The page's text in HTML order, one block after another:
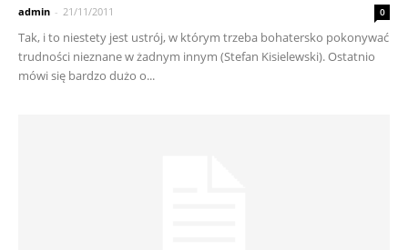
admin - 21/11/2011 0
Tak, i to niestety jest ustrój, w którym trzeba bohatersko pokonywać
trudności nieznane w żadnym innym (Stefan Kisielewski). Ostatnio
mówi się bardzo dużo o...